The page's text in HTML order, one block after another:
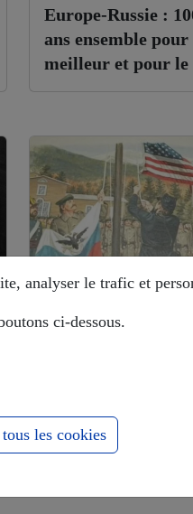
Europe-Russie :
ans ensemble pour
meilleur et pour
mardi août 12, 2025
analyser le trafic et
ci-dessous.
les cookies